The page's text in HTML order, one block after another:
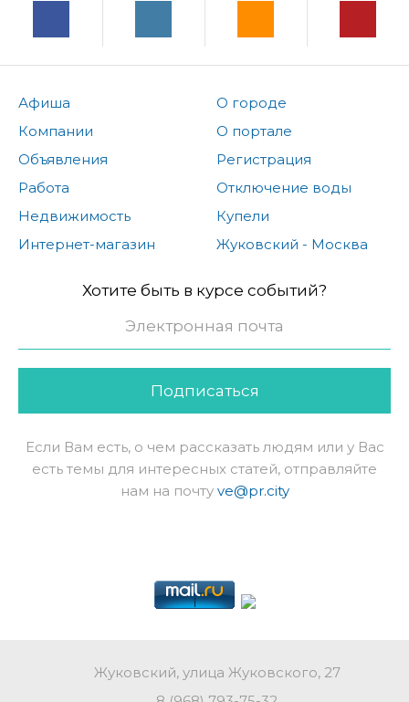
Афиша
Компании
Объявления
Работа
Недвижимость
Интернет-магазин
О городе
О портале
Регистрация
Отключение воды
Купели
Жуковский - Москва
Хотите быть в курсе событий?
Подписаться
Если Вам есть, о чем рассказать людям или у Вас
есть темы для интересных статей, отправляйте
нам на почту ve@pr.city
Жуковский, улица Жуковского, 27